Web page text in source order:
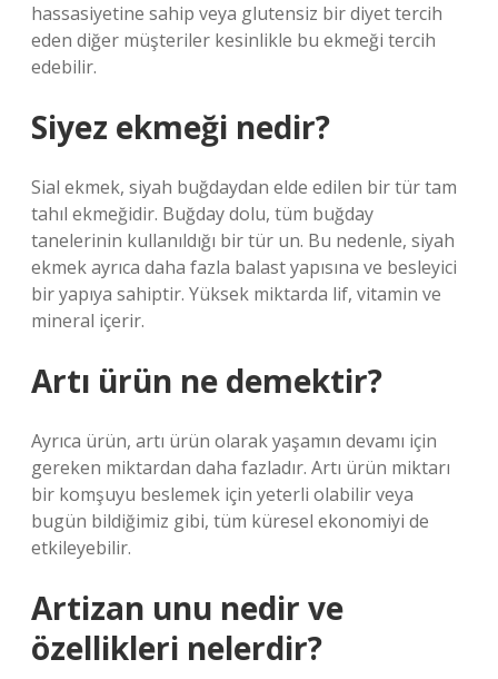
hassasiyetine sahip veya glutensiz bir diyet tercih
eden diğer müşteriler kesinlikle bu ekmeği tercih
edebilir.
Siyez ekmeği nedir?
Sial ekmek, siyah buğdaydan elde edilen bir tür tam
tahıl ekmeğidir. Buğday dolu, tüm buğday
tanelerinin kullanıldığı bir tür un. Bu nedenle, siyah
ekmek ayrıca daha fazla balast yapısına ve besleyici
bir yapıya sahiptir. Yüksek miktarda lif, vitamin ve
mineral içerir.
Artı ürün ne demektir?
Ayrıca ürün, artı ürün olarak yaşamın devamı için
gereken miktardan daha fazladır. Artı ürün miktarı
bir komşuyu beslemek için yeterli olabilir veya
bugün bildiğimiz gibi, tüm küresel ekonomiyi de
etkileyebilir.
Artizan unu nedir ve
özellikleri nelerdir?